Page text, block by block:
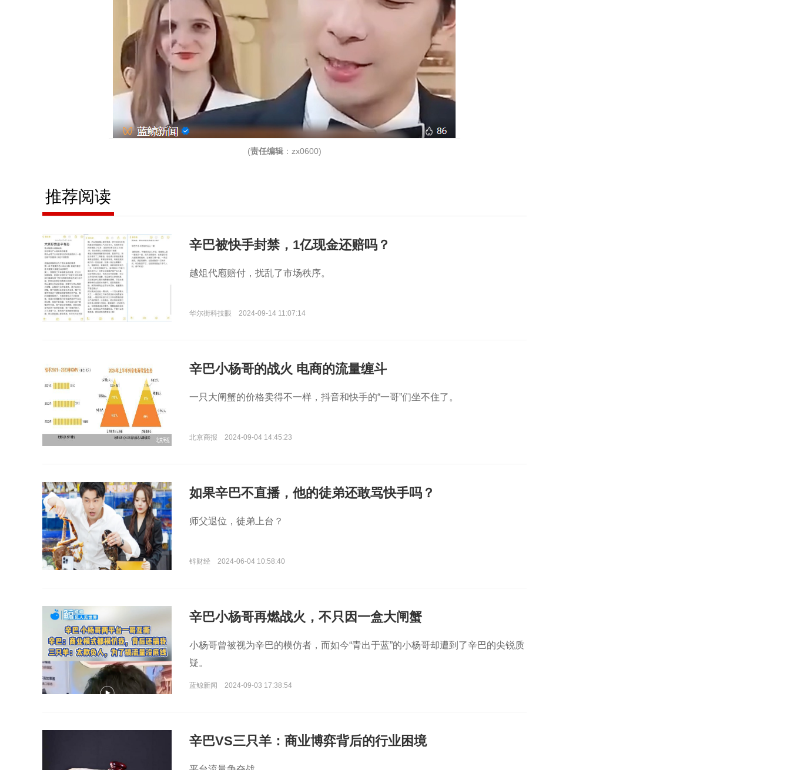
(责任编辑 ：zx0600)
推荐阅读
辛巴被快手封禁，1亿现金还赔吗？
越俎代庖赔付，扰乱了市场秩序。
华尔街科技眼 2024-09-14 11:07:14
辛巴小杨哥的战火 电商的流量缠斗
一只大闸蟹的价格卖得不一样，抖音和快手的“一哥”们坐不住了。
北京商报 2024-09-04 14:45:23
如果辛巴不直播，他的徒弟还敢骂快手吗？
师父退位，徒弟上台？
锌财经 2024-06-04 10:58:40
辛巴小杨哥再燃战火，不只因一盒大闸蟹
小杨哥曾被视为辛巴的模仿者，而如今“青出于蓝”的小杨哥却遭到了辛巴的尖锐质
疑。
蓝鲸新闻 2024-09-03 17:38:54
辛巴VS三只羊：商业博弈背后的行业困境